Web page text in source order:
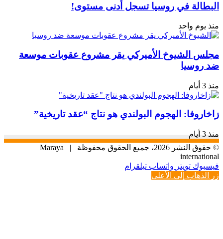
البطالة في روسيا تسجل أدنى مستوى!
منذ يوم واحد
مجلس الشيوخ الأميركي يقر مشروع عقوبات موسعة
ضد روسيا
منذ 3 أيام
زاخاروفا: الهجوم البولندي هو نتاج “عقد تاريخية”
منذ 3 أيام
© حقوق النشر 2026، جميع الحقوق محفوظة |
Maraya
international
فيسبوك تويتر واتساب تيلقرام
زر الذهاب إلى الأعلى